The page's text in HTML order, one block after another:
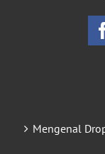
Mengenal